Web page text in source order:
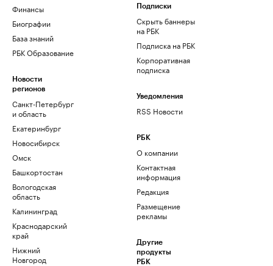
Финансы
Биографии
База знаний
РБК Образование
Новости
регионов
Санкт-Петербург
и область
Екатеринбург
Новосибирск
Омск
Башкортостан
Вологодская
область
Калининград
Краснодарский
край
Нижний
Новгород
Подписки
Скрыть баннеры
на РБК
Подписка на РБК
Корпоративная
подписка
Уведомления
RSS Новости
РБК
О компании
Контактная
информация
Редакция
Размещение
рекламы
Другие
продукты
РБК